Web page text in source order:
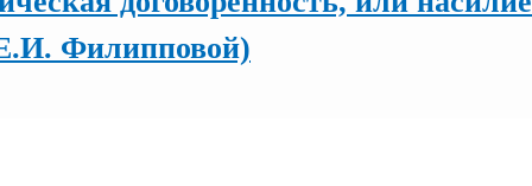
Филипповой)